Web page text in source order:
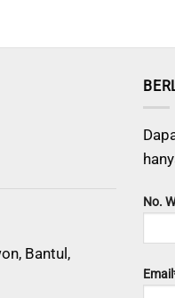
Bantul,
No.